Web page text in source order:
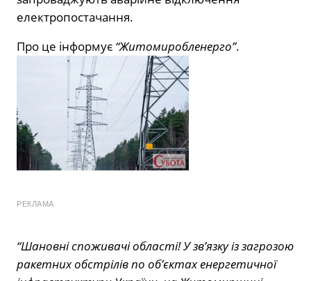
електропостачання.
Про це інформує “Житомиробленерго”.
РЕКЛАМА
“Шановні споживачі області! У зв’язку із загрозою
ракетних обстрілів по об’єктах енергетичної